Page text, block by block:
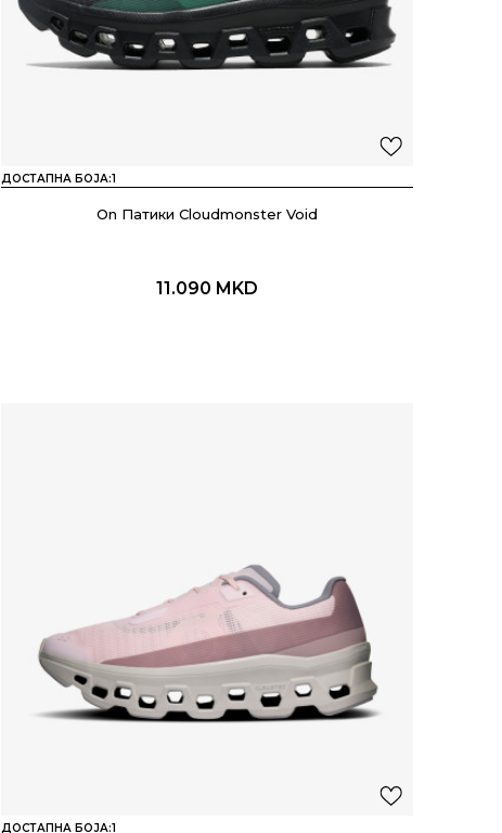
ДОСТАПНА БОЈА:1
On Патики Cloudmonster Void
11.090 MKD
ДОСТАПНА БОЈА:1